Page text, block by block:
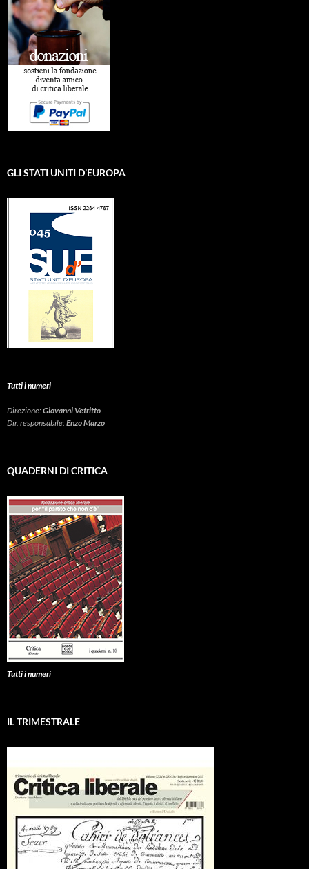
GLI STATI UNITI D’EUROPA
Tutti i numeri
Direzione:Giovanni Vetritto
Dir. responsabile:Enzo Marzo
QUADERNI DI CRITICA
Tutti i numeri
IL TRIMESTRALE